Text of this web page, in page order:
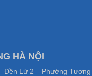
HÀ NỘI
Đền Lừ 2 – Phường